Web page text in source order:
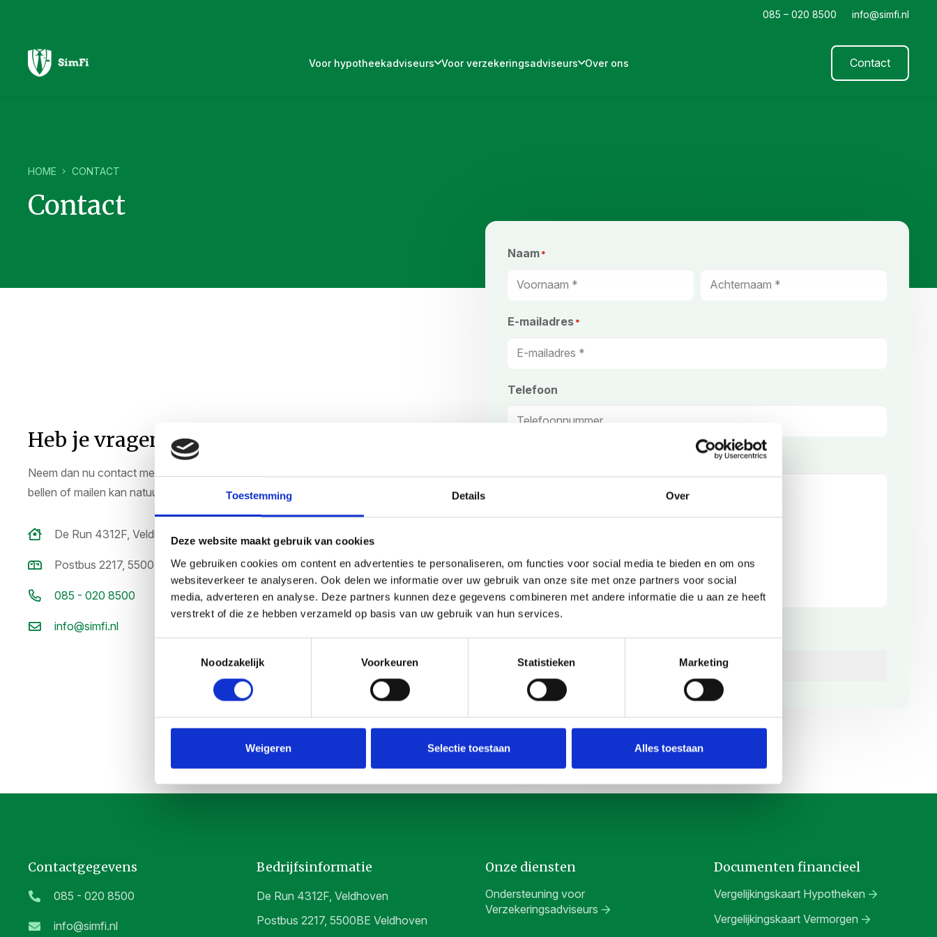
Toestemming Details Over
Deze website maakt gebruik van cookies
We gebruiken cookies om content en advertenties te personaliseren, om functies voor social media te bieden en om ons
websiteverkeer te analyseren. Ook delen we informatie over uw gebruik van onze site met onze partners voor social
media, adverteren en analyse. Deze partners kunnen deze gegevens combineren met andere informatie die u aan ze heeft
verstrekt of die ze hebben verzameld op basis van uw gebruik van hun services.
Noodzakelijk
Voorkeuren Statistieken Marketing
Weigeren Selectie toestaan Alles toestaan
085 – 020 8500 info@simfi.nl
Voor hypotheekadviseurs Voor verzekeringsadviseurs Over ons Contact
HOME CONTACT
Contact
Heb je vragen?
Neem dan nu contact met ons op. Dit kan makkelijk via het formulier hiernaast,
bellen of mailen kan natuurlijk ook.
De Run 4312F, Veldhoven
Postbus 2217, 5500BE Veldhoven
085 - 020 8500
info@simfi.nl
Naam*
E-mailadres*
Telefoon
Verzenden
Contactgegevens
085 - 020 8500
info@simfi.nl
Bedrijfsinformatie
De Run 4312F, Veldhoven
Postbus 2217, 5500BE Veldhoven
Onze diensten
Ondersteuning voor
Verzekeringsadviseurs
Documenten financieel
Vergelijkingskaart Hypotheken
Vergelijkingskaart Vermorgen